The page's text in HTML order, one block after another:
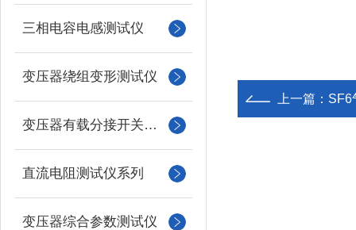
三相电容电感测试仪
变压器绕组变形测试仪
变压器有载分接开关测试仪
直流电阻测试仪系列
变压器综合参数测试仪
上一篇： SF6